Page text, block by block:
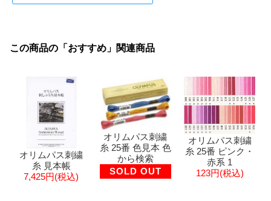
この商品の「おすすめ」関連商品
オリムパス刺繍
糸 見本帳
7,425円(税込)
オリムパス刺繍
糸 25番 色見本 色
から検索
SOLD OUT
オリムパス刺繍
糸 25番 ピンク・
赤系 1
123円(税込)